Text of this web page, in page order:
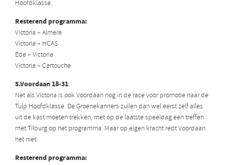
Hoofdklasse.
Resterend programma:
Victoria – Almere
Victoria – HCAS
Ede – Victoria
Victoria – Cartouche
5.Voordaan 18-31
Net als Victoria is ook Voordaan nog in de race voor promotie naar de
Tulp Hoofdklasse. De Groenekanners zullen dan wel eerst zelf alles
uit de kast moeten trekken, met op de laatste speeldag een treffen
met Tilburg op het programma. Maar op eigen kracht redt Voordaan
het niet.
Resterend programma: